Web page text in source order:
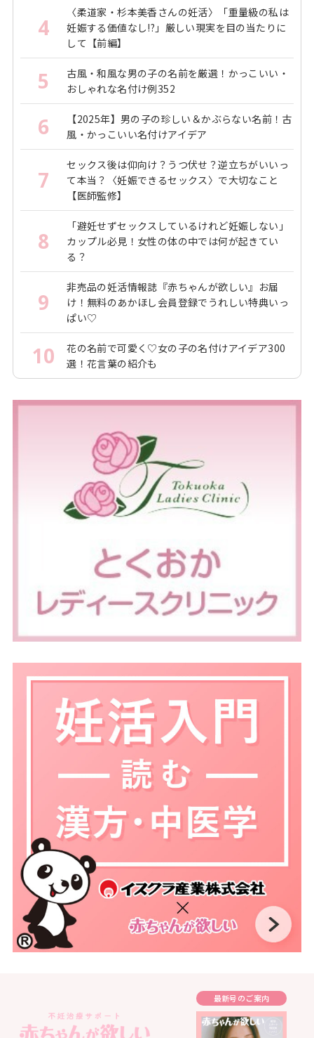
4
〈柔道家・杉本美香さんの妊活〉「重量級の私は
妊娠する価値なし!?」厳しい現実を目の当たりに
して【前編】
5
古風・和風な男の子の名前を厳選！かっこいい・
おしゃれな名付け例352
6
【2025年】男の子の珍しい＆かぶらない名前！古
風・かっこいい名付けアイデア
7
セックス後は仰向け？うつ伏せ？逆立ちがいいっ
て本当？〈妊娠できるセックス〉で大切なこと
【医師監修】
8
「避妊せずセックスしているけれど妊娠しない」
カップル必見！女性の体の中では何が起きてい
る？
9
非売品の妊活情報誌『赤ちゃんが欲しい』お届
け！無料のあかほし会員登録でうれしい特典いっ
ぱい♡
10
花の名前で可愛く♡女の子の名付けアイデア300
選！花言葉の紹介も
最新号のご案内